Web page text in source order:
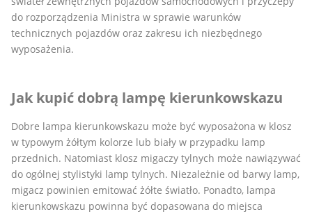
do rozporządzenia Ministra w sprawie warunków
technicznych pojazdów oraz zakresu ich niezbędnego
wyposażenia.
Jak kupić dobrą lampę kierunkowskazu
Dobre lampa kierunkowskazu może być wyposażona w klosz
w typowym żółtym kolorze lub biały w przypadku lamp
przednich. Natomiast klosz migaczy tylnych może nawiązywać
do ogólnej stylistyki lamp tylnych. Niezależnie od barwy lamp,
migacz powinien emitować żółte światło. Ponadto, lampa
kierunkowskazu powinna być dopasowana do miejsca